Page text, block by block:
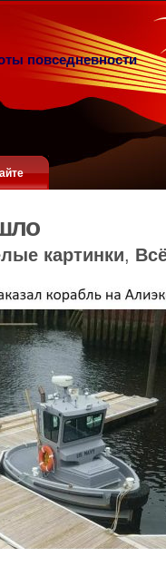
повседневности
картинки,